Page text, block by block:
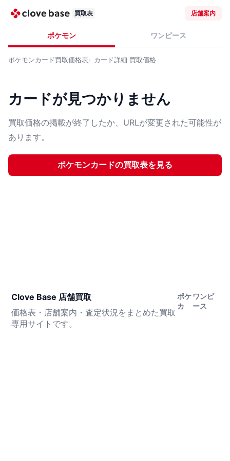
買取表 店舗案内
ポケモン ワンピース
ポケモンカード買取価格表 カード詳細 買取価格
カードが見つかりません
買取価格の掲載が終了したか、URLが変更された可能性が
あります。
ポケモンカードの買取表を見る
Clove Base 店舗買取
価格表・店舗案内・査定状況をまとめた買取
専用サイトです。
ポケ
カ
ワンピ
ース